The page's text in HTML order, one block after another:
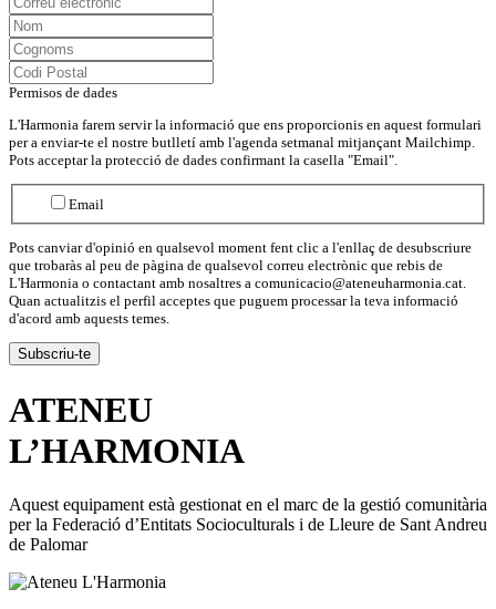
Permisos de dades
L'Harmonia farem servir la informació que ens proporcionis en aquest formulari
per a enviar-te el nostre butlletí amb l'agenda setmanal mitjançant Mailchimp.
Pots acceptar la protecció de dades confirmant la casella "Email".
Email
Pots canviar d'opinió en qualsevol moment fent clic a l'enllaç de desubscriure
que trobaràs al peu de pàgina de qualsevol correu electrònic que rebis de
L'Harmonia o contactant amb nosaltres a comunicacio@ateneuharmonia.cat.
Quan actualitzis el perfil acceptes que puguem processar la teva informació
d'acord amb aquests temes.
ATENEU
L’HARMONIA
Aquest equipament està gestionat en el marc de la gestió comunitària
per la Federació d’Entitats Socioculturals i de Lleure de Sant Andreu
de Palomar